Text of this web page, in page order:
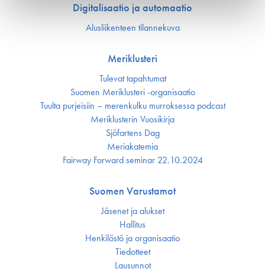
Digitalisaatio ja automaatio
Alusliikenteen tilannekuva
Meriklusteri
Tulevat tapahtumat
Suomen Meriklusteri -organisaatio
Tuulta purjeisiin – merenkulku murroksessa podcast
Meriklusterin Vuosikirja
Sjöfartens Dag
Meriakatemia
Fairway Forward seminar 22.10.2024
Suomen Varustamot
Jäsenet ja alukset
Hallitus
Henkilöstö ja organisaatio
Tiedotteet
Lausunnot